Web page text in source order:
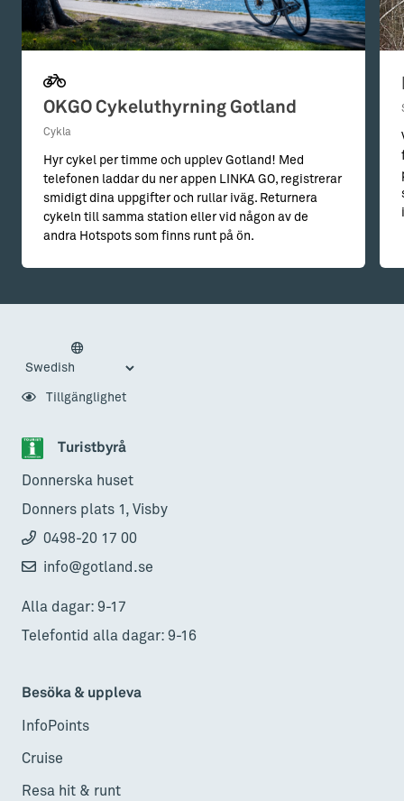
OKGO Cykeluthyrning Gotland
Cykla
Hyr cykel per timme och upplev Gotland! Med
telefonen laddar du ner appen LINKA GO, registrerar
smidigt dina uppgifter och rullar iväg. Returnera
cykeln till samma station eller vid någon av de
andra Hotspots som finns runt på ön.
Turistbyrå
Donnerska huset
Donners plats 1, Visby
0498-20 17 00
info@gotland.se
Alla dagar: 9-17
Telefontid alla dagar: 9-16
Besöka & uppleva
InfoPoints
Cruise
Resa hit & runt
Tillgänglighet